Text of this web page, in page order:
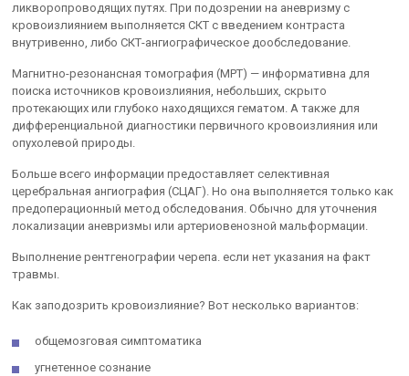
ликворопроводящих путях. При подозрении на аневризму с
кровоизлиянием выполняется СКТ с введением контраста
внутривенно, либо СКТ-ангиографическое дообследование.
Магнитно-резонансная томография (МРТ) — информативна для
поиска источников кровоизлияния, небольших, скрыто
протекающих или глубоко находящихся гематом. А также для
дифференциальной диагностики первичного кровоизлияния или
опухолевой природы.
Больше всего информации предоставляет селективная
церебральная ангиография (СЦАГ). Но она выполняется только как
предоперационный метод обследования. Обычно для уточнения
локализации аневризмы или артериовенозной мальформации.
Выполнение рентгенографии черепа. если нет указания на факт
травмы.
Как заподозрить кровоизлияние? Вот несколько вариантов:
общемозговая симптоматика
угнетенное сознание